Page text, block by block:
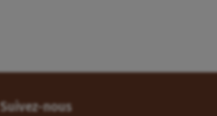
Suivez-nous